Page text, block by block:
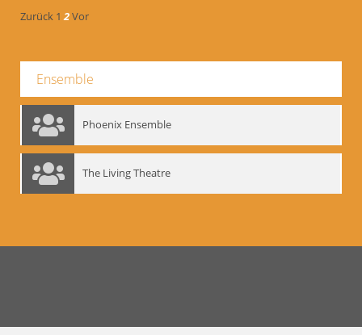
Zurück 1 2Vor
Ensemble
Phoenix Ensemble
The Living Theatre